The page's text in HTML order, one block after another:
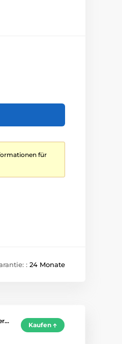
für
: 24 Monate
Kaufen